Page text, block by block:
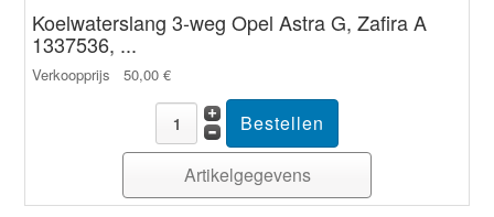
Koelwaterslang 3-weg Opel Astra G, Zafira A
1337536, ...
Verkoopprijs 50,00 €
Artikelgegevens